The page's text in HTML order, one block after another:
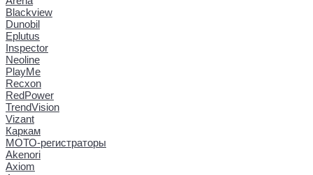
Blackview
Dunobil
Eplutus
Inspector
Neoline
PlayMe
Recxon
RedPower
TrendVision
Vizant
Каркам
МОТО-регистраторы
Akenori
Axiom